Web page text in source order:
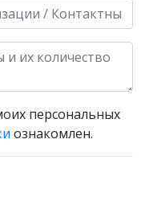
персональных
ознакомлен.